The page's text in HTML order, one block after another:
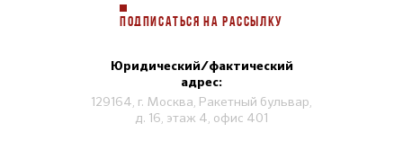
ПОДПИСАТЬСЯ НА РАССЫЛКУ
Юридический/фактический
адрес:
129164, г. Москва, Ракетный бульвар,
д. 16, этаж 4, офис 401